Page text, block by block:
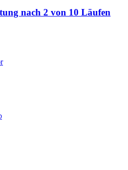
nach 2 von 10 Läufen